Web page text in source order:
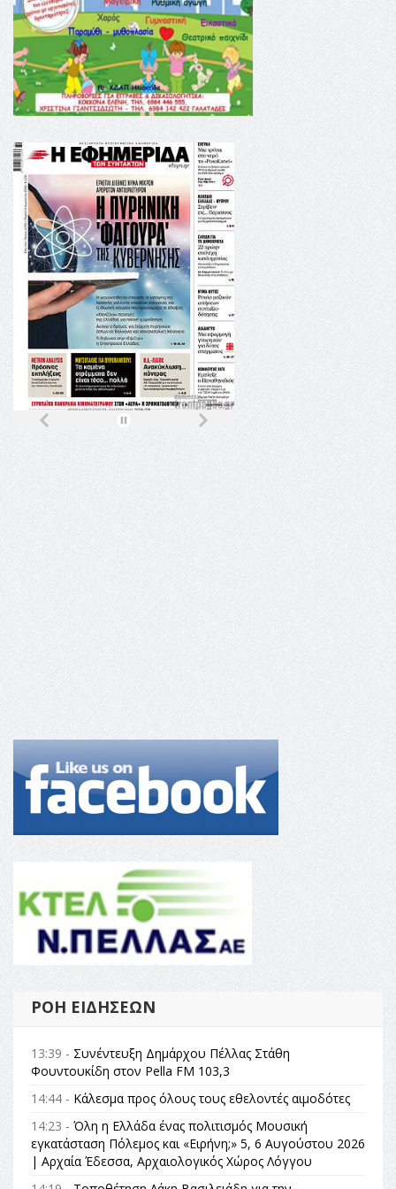
ΡΟΉ ΕΙΔΉΣΕΩΝ
13:39 - Συνέντευξη Δημάρχου Πέλλας Στάθη
Φουντουκίδη στον Pella FM 103,3
14:44 - Κάλεσμα προς όλους τους εθελοντές αιμοδότες
14:23 - Όλη η Ελλάδα ένας πολιτισμός Μουσική
εγκατάσταση Πόλεμος και «Ειρήνη;» 5, 6 Αυγούστου 2026
| Αρχαία Έδεσσα, Αρχαιολογικός Χώρος Λόγγου